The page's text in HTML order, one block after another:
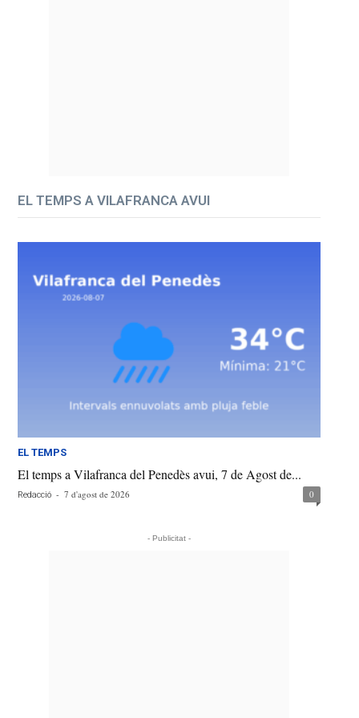
EL TEMPS A VILAFRANCA AVUI
EL TEMPS
El temps a Vilafranca del Penedès avui, 7 de Agost de...
Redacció - 7 d'agost de 2026 0
- Publicitat -